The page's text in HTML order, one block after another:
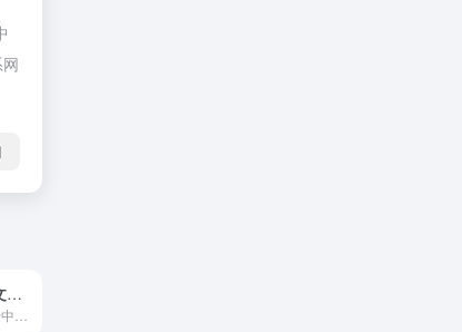
LawGPT：基于中文法律知识的大模型